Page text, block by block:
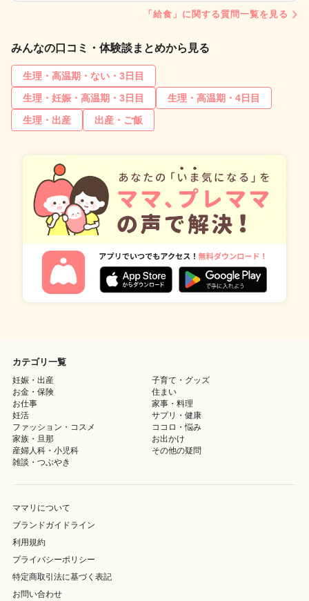
「給食」に関する質問一覧を見る
みんなの口コミ・体験談まとめから見る
生理・高温期・ない・3日目
生理・妊娠・高温期・3日目
生理・高温期・4日目
生理・出産
出産・ご飯
カテゴリ一覧
妊娠・出産
子育て・グッズ
お金・保険
住まい
お仕事
家事・料理
妊活
サプリ・健康
ファッション・コスメ
ココロ・悩み
家族・旦那
お出かけ
産婦人科・小児科
その他の疑問
雑談・つぶやき
ママリについて
ブランドガイドライン
利用規約
プライバシーポリシー
特定商取引法に基づく表記
お問い合わせ